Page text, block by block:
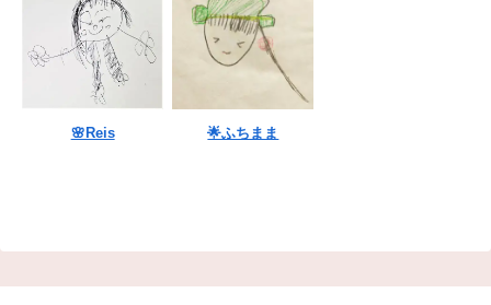
🌸Reis 🌟ふちまま